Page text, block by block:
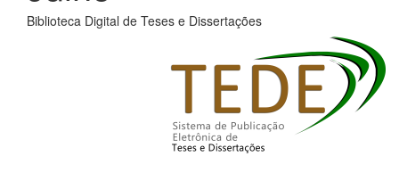
Biblioteca Digital de Teses e Dissertações